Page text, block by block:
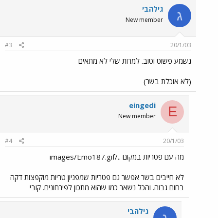
ג גילהבי
New member
20/1/03
#3
נשמע פשוט וטוב. למרות שלי לא מתאים
(לא אוכלת בשר)
E
eingedi
New member
20/1/03
#4
מה עם פטריות במקום ../images/Emo187.gif
לא חייבים בשר אפשר גם פטריות שמפניון טריות מוקפצות דקה
בחום גבוה. והכל נשאר כמו שהוא מתכון לפירחונים. קובי
גילהבי